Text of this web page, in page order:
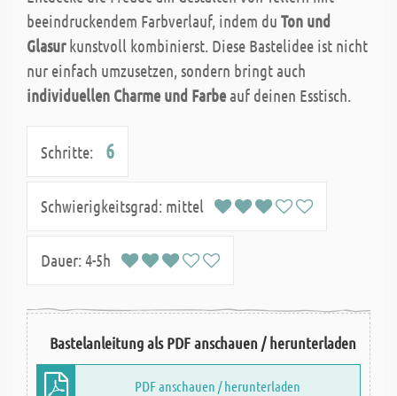
beeindruckendem Farbverlauf, indem du Ton und
Glasurkunstvoll kombinierst. Diese Bastelidee ist nicht
nur einfach umzusetzen, sondern bringt auch
individuellen Charme und Farbeauf deinen Esstisch.
Schritte: 6
Schwierigkeitsgrad: mittel
Dauer:4-5h
Bastelanleitung als PDF anschauen / herunterladen
PDF anschauen / herunterladen